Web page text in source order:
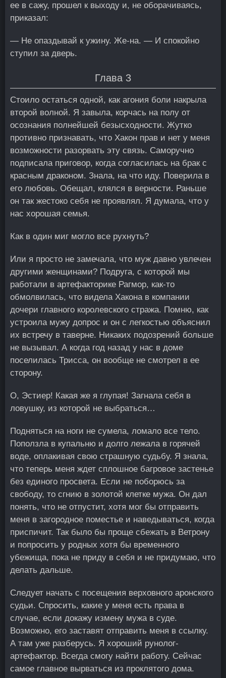
ее в сажу, прошел к выходу и, не оборачиваясь,
приказал:
— Не опаздывай к ужину. Же-на. — И спокойно
ступил за дверь.
Глава 3
Стоило остаться одной, как агония боли накрыла
второй волной. Я завыла, корчась на полу от
осознания полнейшей безысходности. Жутко
противно признавать, что Хакон прав и нет у меня
возможности разорвать эту связь. Саморучно
подписала приговор, когда согласилась на брак с
красным драконом. Знала, на что иду. Поверила в
его любовь. Обещал, клялся в верности. Раньше
он так жестоко себя не проявлял. Я думала, что у
нас хорошая семья.
Как в один миг могло все рухнуть?
Или я просто не замечала, что муж давно увлечен
другими женщинами? Подруга, с которой мы
работали в артефакторике Рагмор, как-то
обмолвилась, что видела Хакона в компании
дочери главного королевского стража. Помню, как
устроила мужу допрос и он с легкостью объяснил
их встречу в таверне. Никаких подозрений больше
не вызывал. А когда год назад у нас в доме
поселилась Трисса, он вообще не смотрел в ее
сторону.
О, Эстиер! Какая же я глупая! Загнала себя в
ловушку, из которой не выбраться…
Подняться на ноги не сумела, ломало все тело.
Поползла в купальню и долго лежала в горячей
воде, оплакивая свою страшную судьбу. Я знала,
что теперь меня ждет сплошное багровое застенье
без единого просвета. Если не поборюсь за
свободу, то сгнию в золотой клетке мужа. Он дал
понять, что не отпустит, хотя мог бы отправить
меня в загородное поместье и наведываться, когда
приспичит. Так было бы проще сбежать в Ветрону
и попросить у родных хотя бы временного
убежища, пока не приду в себя и не придумаю, что
делать дальше.
Следует начать с посещения верховного аронского
судьи. Спросить, какие у меня есть права в
случае, если докажу измену мужа в суде.
Возможно, его заставят отправить меня в ссылку.
А там уже разберусь. Я хороший рунолог-
артефактор. Всегда смогу найти работу. Сейчас
самое главное вырваться из проклятого дома.